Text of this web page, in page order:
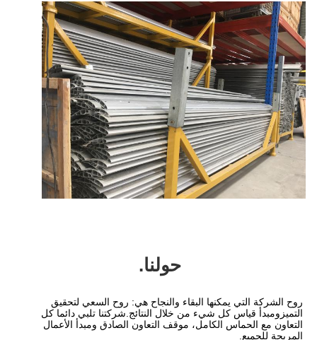
روح الشركة التي يمكنها البقاء والنجاح هي: روح السعي لتحقيق
التميزومبدأ قياس كل شيء من خلال النتائج.شركتنا تلبي دائما كل
التعاون مع الحماس الكامل، موقف التعاون الصادق ومبدأ الأعمال